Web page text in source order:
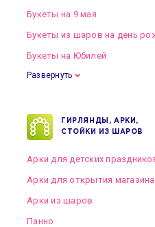
Букеты на 9 мая
Букеты из шаров на день
Букеты на Юбилей
Развернуть
ГИРЛЯНДЫ, АРКИ,
СТОЙКИ ИЗ ШАРОВ
Арки для детских
Арки для открытия магазина
Арки из шаров
Панно